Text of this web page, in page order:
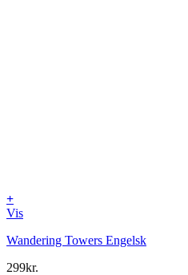
+
Vis
Wandering Towers Engelsk
299kr.